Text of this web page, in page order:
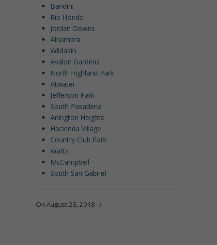
Bandini
Rio Hondo
Jordan Downs
Alhambra
Wildasin
Avalon Gardens
North Highland Park
Atwater
Jefferson Park
South Pasadena
Arlington Heights
Hacienda Village
Country Club Park
Watts
McCampbell
South San Gabriel
On August 23, 2018 /